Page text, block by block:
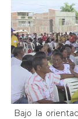
Bajo la